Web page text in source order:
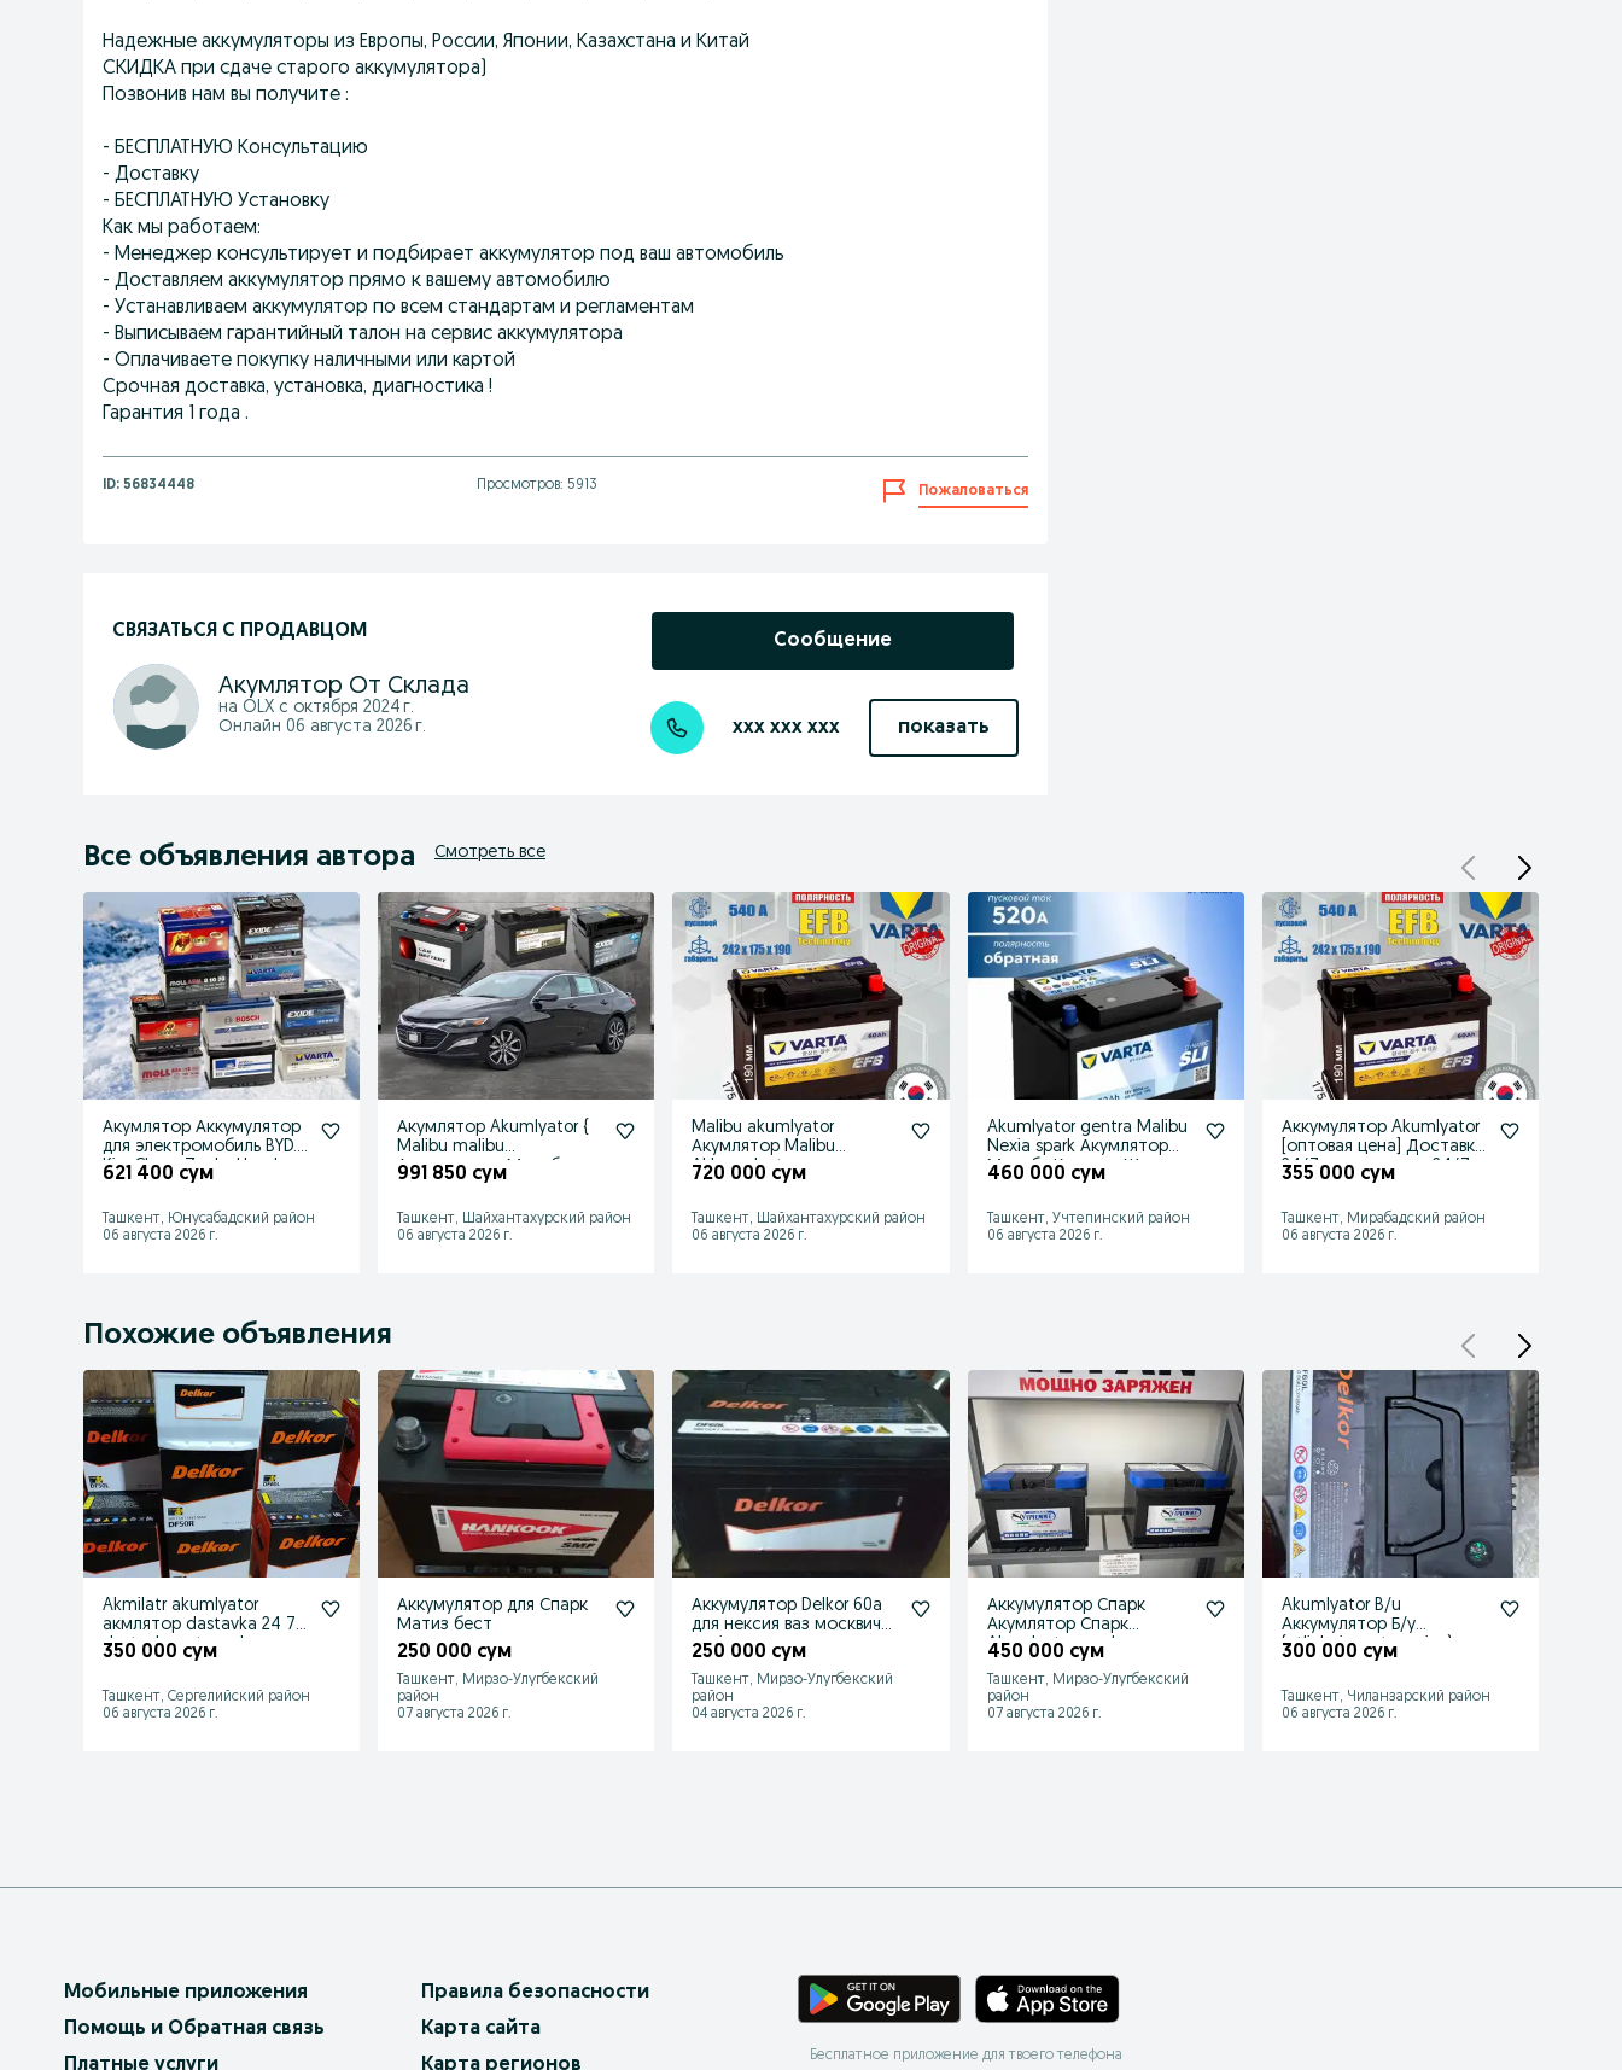
Надежные аккумуляторы из Европы, России, Японии, Казахстана и Китай
СКИДКА при сдаче старого аккумулятора)
Позвонив нам вы получите :
- БЕСПЛАТНУЮ Консультацию
- Доставку
- БЕСПЛАТНУЮ Установку
Как мы работаем:
- Менеджер консультирует и подбирает аккумулятор под ваш автомобиль
- Доставляем аккумулятор прямо к вашему автомобилю
- Устанавливаем аккумулятор по всем стандартам и регламентам
- Выпиcываем гарантийный талон на сервис аккумулятора
- Оплачиваете покупку наличными или картой
Срочная доставка, установка, диагностика !
Гарантия 1 года .
ID: 56834448 Просмотров: 5913 Пожаловаться
СВЯЗАТЬСЯ С ПРОДАВЦОМ
Акумлятор От Склада
на OLX с октября 2024 г.
Онлайн 06 августа 2026 г.
Сообщение
xxx xxx xxx показать
Все объявления автора Смотреть все
Акумлятор Аккумулятор
для электромобиль BYD.
Kia. Chery. Zeekr. Honda
621 400 сум
Ташкент, Юнусабадский район
06 августа 2026 г.
Акумлятор Akumlyator {
Malibu malibu
Аккумулятор Малибу
Доставка 24/7
991 850 сум
Ташкент, Шайхантахурский район
06 августа 2026 г.
Malibu akumlyator
Акумлятор Malibu
Akkumulyator доставка
24/7 бесплат
720 000 сум
Ташкент, Шайхантахурский район
06 августа 2026 г.
Akumlyator gentra Malibu
Nexia spark Акумлятор
Малибу Каптива Жентра
460 000 сум
Ташкент, Учтепинский район
06 августа 2026 г.
Аккумулятор Akumlyator
[оптовая цена] Доставка
24/7 аккумулятор 24/7
355 000 сум
Ташкент, Мирабадский район
06 августа 2026 г.
Похожие объявления
Akmilatr akumlyator
акмлятор dastavka 24 7
dastavka ustanovka
350 000 сум
Ташкент, Сергелийский район
06 августа 2026 г.
Аккумулятор для Спарк
Матиз бест
250 000 сум
Ташкент, Мирзо-Улугбекский
район
07 августа 2026 г.
Аккумулятор Delkor 60а
для нексия ваз москвич
nexia vaz
250 000 сум
Ташкент, Мирзо-Улугбекский
район
04 августа 2026 г.
Аккумулятор Спарк
Акумлятор Спарк
Akumlyator spark
Akkumulyator spark
450 000 сум
Ташкент, Мирзо-Улугбекский
район
07 августа 2026 г.
Akumlyator B/u
Аккумулятор Б/у
(otlichniy sostayaniya)
70% yomkost
300 000 сум
Ташкент, Чиланзарский район
06 августа 2026 г.
Мобильные приложения
Помощь и Обратная связь
Платные услуги
Правила безопасности
Карта сайта
Карта регионов
Бесплатное приложение для твоего телефона